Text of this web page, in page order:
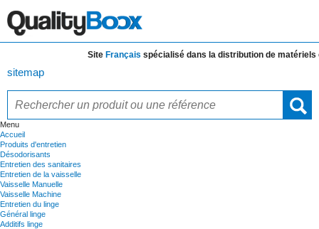
SiteFrançaisspécialisé dans la distribution dematériels
sitemap
Menu
Accueil
Produits d'entretien
Désodorisants
Entretien des sanitaires
Entretien de la vaisselle
Vaisselle Manuelle
Vaisselle Machine
Entretien du linge
Général linge
Additifs linge